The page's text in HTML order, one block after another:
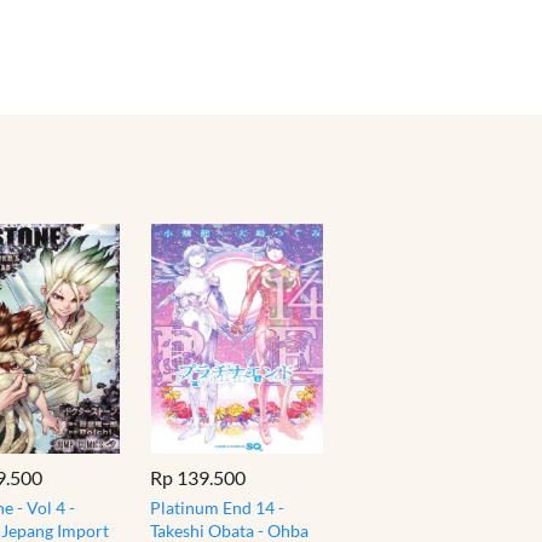
- Vol 4 -
Import
Rp 139.500
Platinum End 14 -
Takeshi Obata - Ohba